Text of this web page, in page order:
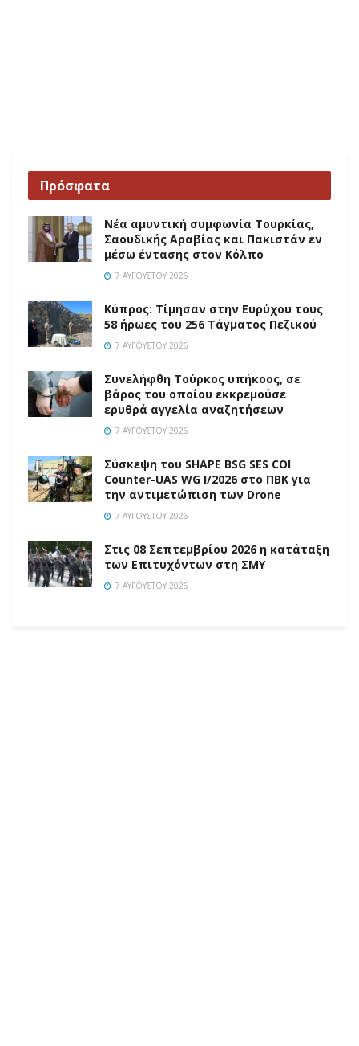
Πρόσφατα
Νέα αμυντική συμφωνία Τουρκίας,
Σαουδικής Αραβίας και Πακιστάν εν
μέσω έντασης στον Κόλπο
7 ΑΥΓΟΎΣΤΟΥ 2026
Κύπρος: Τίμησαν στην Ευρύχου τους
58 ήρωες του 256 Τάγματος Πεζικού
7 ΑΥΓΟΎΣΤΟΥ 2026
Συνελήφθη Τούρκος υπήκοος, σε
βάρος του οποίου εκκρεμούσε
ερυθρά αγγελία αναζητήσεων
7 ΑΥΓΟΎΣΤΟΥ 2026
Σύσκεψη του SHAPE BSG SES COI
Counter-UAS WG I/2026 στο ΠΒΚ για
την αντιμετώπιση των Drone
7 ΑΥΓΟΎΣΤΟΥ 2026
Στις 08 Σεπτεμβρίου 2026 η κατάταξη
των Επιτυχόντων στη ΣΜΥ
7 ΑΥΓΟΎΣΤΟΥ 2026